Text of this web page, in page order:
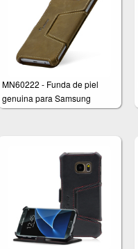
MN60222 - Funda de piel
genuina para Samsung
Galaxy S6 Edge Plus